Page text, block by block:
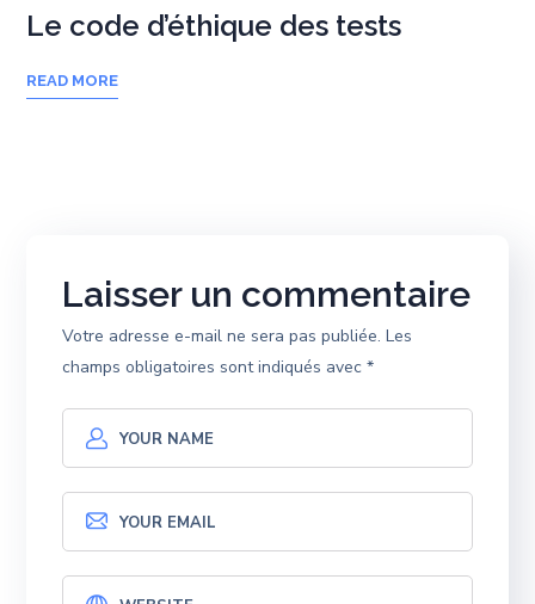
Le code d’éthique des tests
READ MORE
Laisser un commentaire
Votre adresse e-mail ne sera pas publiée. Les
champs obligatoires sont indiqués avec*